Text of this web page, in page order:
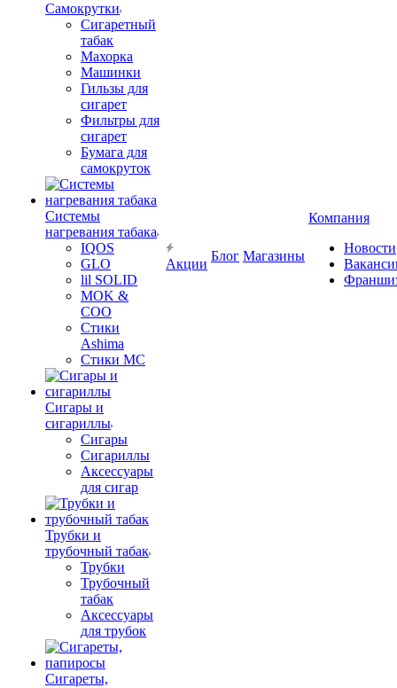
Самокрутки
Сигаретный
табак
Махорка
Машинки
Гильзы для
сигарет
Фильтры для
сигарет
Бумага для
самокруток
Системы
нагревания табака
IQOS
GLO
lil SOLID
MOK &
COO
Стики
Ashima
Стики MC
Сигары и
сигариллы
Сигары
Сигариллы
Аксессуары
для сигар
Трубки и
трубочный табак
Трубки
Трубочный
табак
Аксессуары
для трубок
Сигареты,
Акции
Блог Магазины
Компания
Новости